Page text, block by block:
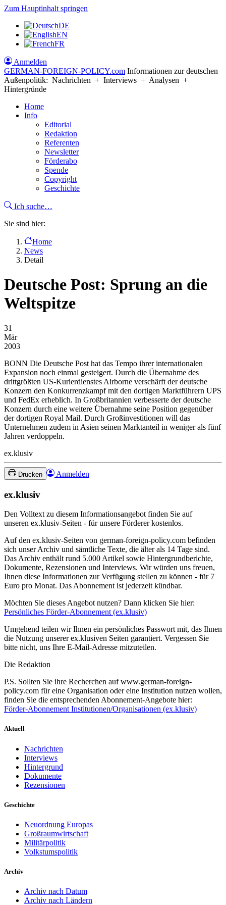
Zum Hauptinhalt springen
DE
EN
FR
Anmelden
GERMAN-FOREIGN-POLICY.com Informationen zur deutschen
Außenpolitik: Nachrichten + Interviews + Analysen +
Hintergründe
Home
Info
Editorial
Redaktion
Referenten
Newsletter
Förderabo
Spende
Copyright
Geschichte
Ich suche…
Sie sind hier:
Home
News
Detail
Deutsche Post: Sprung an die
Weltspitze
31
Mär
2003
BONN Die Deutsche Post hat das Tempo ihrer internationalen
Expansion noch einmal gesteigert. Durch die Übernahme des
drittgrößten US-Kurierdienstes Airborne verschärft der deutsche
Konzern den Konkurrenzkampf mit den dortigen Marktführern UPS
und FedEx erheblich. In Großbritannien verbesserte der deutsche
Konzern durch eine weitere Übernahme seine Position gegenüber
der dortigen Royal Mail. Durch Großinvestitionen will das
Unternehmen zudem in Asien seinen Marktanteil in weniger als fünf
Jahren verdoppeln.
ex.klusiv
Drucken Anmelden
ex.klusiv
Den Volltext zu diesem Informationsangebot finden Sie auf
unseren ex.klusiv-Seiten - für unsere Förderer kostenlos.
Auf den ex.klusiv-Seiten von german-foreign-policy.com befinden
sich unser Archiv und sämtliche Texte, die älter als 14 Tage sind.
Das Archiv enthält rund 5.000 Artikel sowie Hintergrundberichte,
Dokumente, Rezensionen und Interviews. Wir würden uns freuen,
Ihnen diese Informationen zur Verfügung stellen zu können - für 7
Euro pro Monat. Das Abonnement ist jederzeit kündbar.
Möchten Sie dieses Angebot nutzen? Dann klicken Sie hier:
Persönliches Förder-Abonnement (ex.klusiv)
Umgehend teilen wir Ihnen ein persönliches Passwort mit, das Ihnen
die Nutzung unserer ex.klusiven Seiten garantiert. Vergessen Sie
bitte nicht, uns Ihre E-Mail-Adresse mitzuteilen.
Die Redaktion
P.S. Sollten Sie ihre Recherchen auf www.german-foreign-
policy.com für eine Organisation oder eine Institution nutzen wollen,
finden Sie die entsprechenden Abonnement-Angebote hier:
Förder-Abonnement Institutionen/Organisationen (ex.klusiv)
Aktuell
Nachrichten
Interviews
Hintergrund
Dokumente
Rezensionen
Geschichte
Neuordnung Europas
Großraumwirtschaft
Militärpolitik
Volkstumspolitik
Archiv
Archiv nach Datum
Archiv nach Ländern